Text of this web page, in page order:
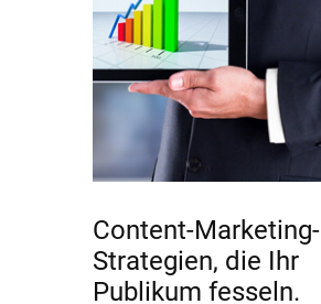
Content-Marketing-
Strategien, die Ihr
Publikum fesseln.